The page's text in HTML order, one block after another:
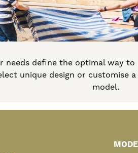
needs define the optimal way
unique design or customise
model.